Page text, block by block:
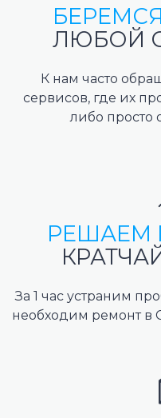
ЛЮБОЙ
К нам часто
сервисов, где их
либо просто
РЕШАЕМ
За 1 час устраним
необходим ремонт в